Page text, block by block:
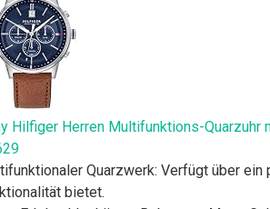
Hilfiger Herren Multifunktions-
Quarzwerk: Verfügt über
bietet.